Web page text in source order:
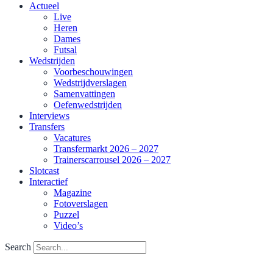
Actueel
Live
Heren
Dames
Futsal
Wedstrijden
Voorbeschouwingen
Wedstrijdverslagen
Samenvattingen
Oefenwedstrijden
Interviews
Transfers
Vacatures
Transfermarkt 2026 – 2027
Trainerscarrousel 2026 – 2027
Slotcast
Interactief
Magazine
Fotoverslagen
Puzzel
Video’s
Search